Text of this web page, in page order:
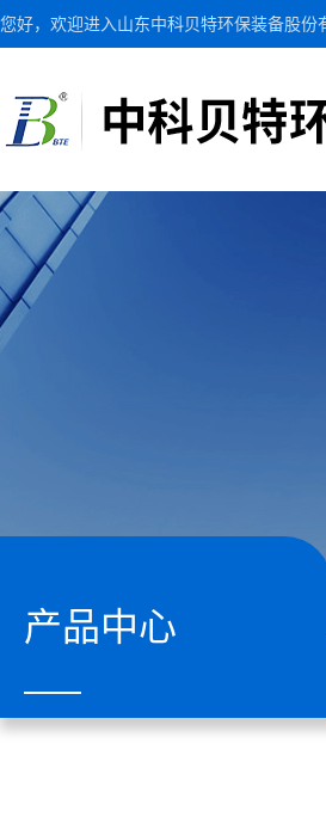
您好，欢迎进入山东中科贝特环保装备股份
产品中心